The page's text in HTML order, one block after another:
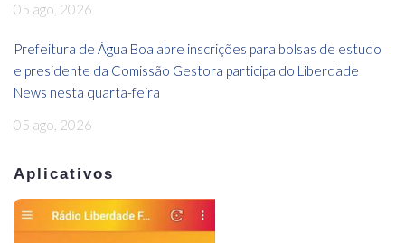
05 ago, 2026
Prefeitura de Água Boa abre inscrições para bolsas de estudo
e presidente da Comissão Gestora participa do Liberdade
News nesta quarta-feira
05 ago, 2026
Aplicativos